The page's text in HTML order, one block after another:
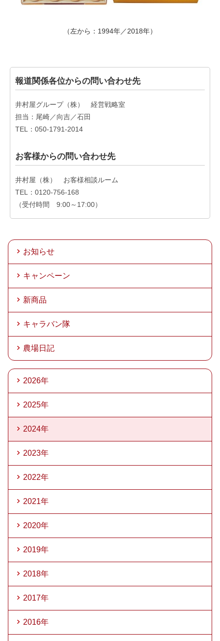
（左から：1994年／2018年）
報道関係各位からの問い合わせ先
井村屋グループ（株） 経営戦略室
担当：尾崎／向吉／石田
TEL：050-1791-2014
お客様からの問い合わせ先
井村屋（株） お客様相談ルーム
TEL：0120-756-168
（受付時間 9:00～17:00）
お知らせ
キャンペーン
新商品
キャラバン隊
農場日記
2026年
2025年
2024年
2023年
2022年
2021年
2020年
2019年
2018年
2017年
2016年